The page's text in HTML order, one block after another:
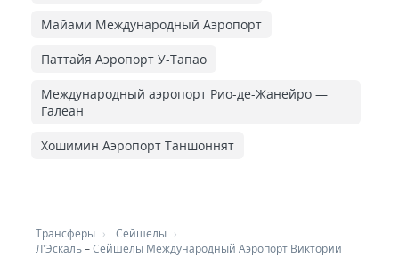
Майами Международный Аэропорт
Паттайя Аэропорт У-Тапао
Международный аэропорт Рио-де-Жанейро —
Галеан
Хошимин Аэропорт Таншоннят
Трансферы
Сейшелы
Л'Эскаль–Сейшелы Международный Аэропорт Виктории